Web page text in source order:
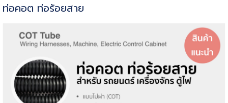
ท่อคอต ท่อร้อยสาย